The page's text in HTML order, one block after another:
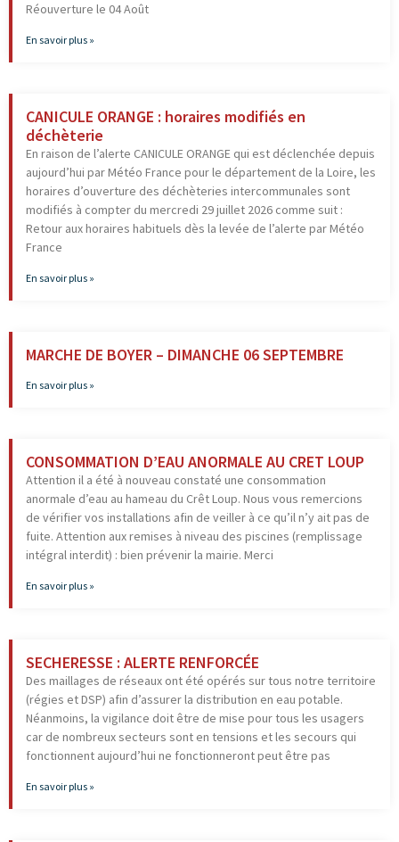
Réouverture le 04 Août
En savoir plus »
CANICULE ORANGE : horaires modifiés en
déchèterie
En raison de l’alerte CANICULE ORANGE qui est déclenchée depuis
aujourd’hui par Météo France pour le département de la Loire, les
horaires d’ouverture des déchèteries intercommunales sont
modifiés à compter du mercredi 29 juillet 2026 comme suit :
Retour aux horaires habituels dès la levée de l’alerte par Météo
France
En savoir plus »
MARCHE DE BOYER – DIMANCHE 06 SEPTEMBRE
En savoir plus »
CONSOMMATION D’EAU ANORMALE AU CRET LOUP
Attention il a été à nouveau constaté une consommation
anormale d’eau au hameau du Crêt Loup. Nous vous remercions
de vérifier vos installations afin de veiller à ce qu’il n’y ait pas de
fuite. Attention aux remises à niveau des piscines (remplissage
intégral interdit) : bien prévenir la mairie. Merci
En savoir plus »
SECHERESSE : ALERTE RENFORCÉE
Des maillages de réseaux ont été opérés sur tous notre territoire
(régies et DSP) afin d’assurer la distribution en eau potable.
Néanmoins, la vigilance doit être de mise pour tous les usagers
car de nombreux secteurs sont en tensions et les secours qui
fonctionnent aujourd’hui ne fonctionneront peut être pas
En savoir plus »